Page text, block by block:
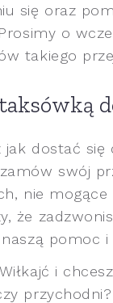
się oraz
o
takiego
jak dostać
zamów swój
nie
że
pomoc i
i
przychodni?